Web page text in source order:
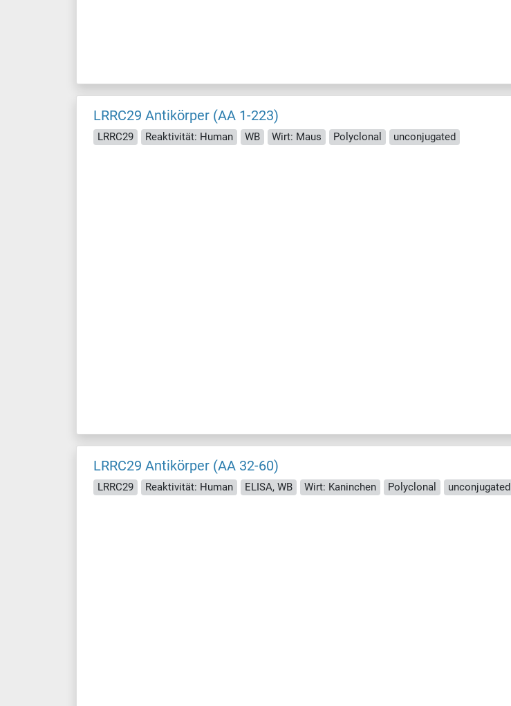
LRRC29 Antikörper (AA 1-223)
LRRC29 Reaktivität: Human WB Wirt: Maus Polyclonal unconjugated
LRRC29 Antikörper (AA 32-60)
LRRC29 Reaktivität: Human ELISA, WB Wirt: Kaninchen Polyclonal unconjugated